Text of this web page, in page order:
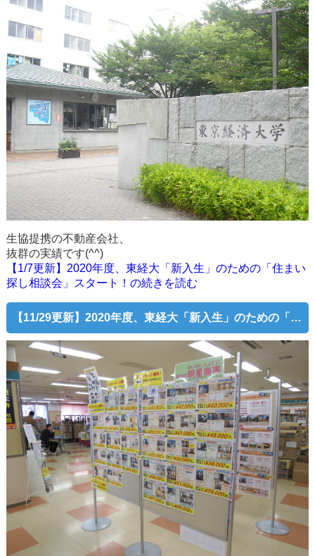
生協提携の不動産会社、
抜群の実績です(^^)
【1/7更新】2020年度、東経大「新入生」のための「住まい
探し相談会」スタート！の続きを読む
【11/29更新】2020年度、東経大「新入生」のための「住まい探し相談会」スタート！